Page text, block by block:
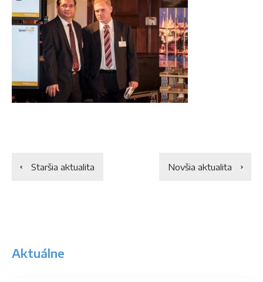
Staršia aktualita Novšia aktualita
Aktuálne